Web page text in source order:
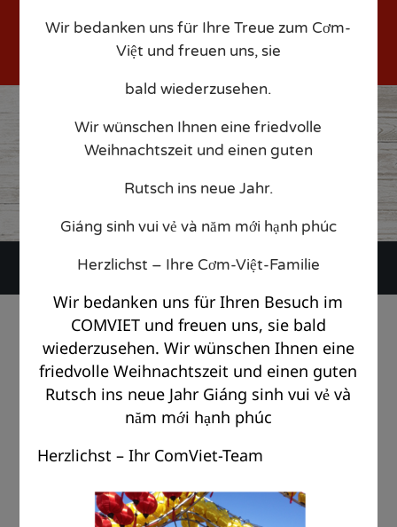
web2283326324. February 2018
© Copyright Com Viet Berlin 2018 |Impressum|Datenschutz
Wir bedanken uns für Ihre Treue zum Cơm-
Việt und freuen uns, sie
bald wiederzusehen.
Wir wünschen Ihnen eine friedvolle
Weihnachtszeit und einen guten
Rutsch ins neue Jahr.
Giáng sinh vui vẻ và năm mới hạnh phúc
Herzlichst – Ihre Cơm-Việt-Familie
Wir bedanken uns für Ihren Besuch im
COMVIET und freuen uns, sie bald
wiederzusehen. Wir wünschen Ihnen eine
friedvolle Weihnachtszeit und einen guten
Rutsch ins neue Jahr Giáng sinh vui vẻ và
năm mới hạnh phúc
Herzlichst – Ihr ComViet-Team